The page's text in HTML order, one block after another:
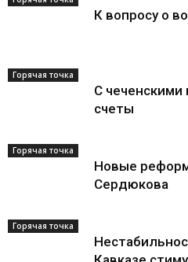
К вопросу о
Горячая точка
С чеченскими
счеты
Горячая точка
Новые
Сердюкова
Горячая точка